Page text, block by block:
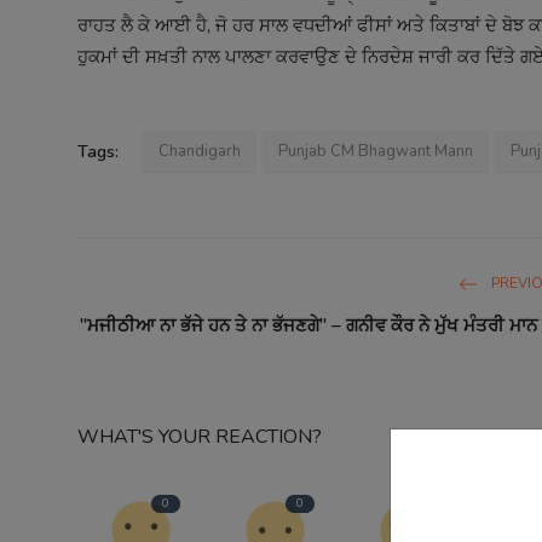
ਰਾਹਤ ਲੈ ਕੇ ਆਈ ਹੈ, ਜੋ ਹਰ ਸਾਲ ਵਧਦੀਆਂ ਫੀਸਾਂ ਅਤੇ ਕਿਤਾਬਾਂ ਦੇ ਬੋਝ
ਹੁਕਮਾਂ ਦੀ ਸਖ਼ਤੀ ਨਾਲ ਪਾਲਣਾ ਕਰਵਾਉਣ ਦੇ ਨਿਰਦੇਸ਼ ਜਾਰੀ ਕਰ ਦਿੱਤੇ
Tags: Chandigarh Punjab CM Bhagwant Mann
"ਮਜੀਠੀਆ ਨਾ ਭੱਜੇ ਹਨ ਤੇ ਨਾ ਭੱਜਣਗੇ" – ਗਨੀਵ ਕੌਰ ਨੇ ਮੁੱਖ ਮੰਤਰੀ ਮਾਨ
WHAT'S YOUR REACTION?
0 0